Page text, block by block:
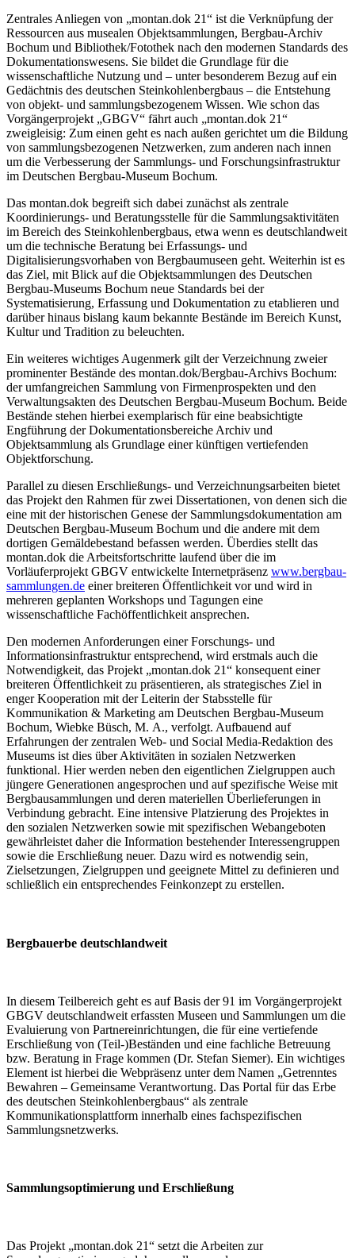
Zentrales Anliegen von „montan.dok 21“ ist die Verknüpfung der
Ressourcen aus musealen Objektsammlungen, Bergbau-Archiv
Bochum und Bibliothek/Fotothek nach den modernen Standards des
Dokumentationswesens. Sie bildet die Grundlage für die
wissenschaftliche Nutzung und – unter besonderem Bezug auf ein
Gedächtnis des deutschen Steinkohlenbergbaus – die Entstehung
von objekt- und sammlungsbezogenem Wissen. Wie schon das
Vorgängerprojekt „GBGV“ fährt auch „montan.dok 21“
zweigleisig: Zum einen geht es nach außen gerichtet um die Bildung
von sammlungsbezogenen Netzwerken, zum anderen nach innen
um die Verbesserung der Sammlungs- und Forschungsinfrastruktur
im Deutschen Bergbau-Museum Bochum.
Das montan.dok begreift sich dabei zunächst als zentrale
Koordinierungs- und Beratungsstelle für die Sammlungsaktivitäten
im Bereich des Steinkohlenbergbaus, etwa wenn es deutschlandweit
um die technische Beratung bei Erfassungs- und
Digitalisierungsvorhaben von Bergbaumuseen geht. Weiterhin ist es
das Ziel, mit Blick auf die Objektsammlungen des Deutschen
Bergbau-Museums Bochum neue Standards bei der
Systematisierung, Erfassung und Dokumentation zu etablieren und
darüber hinaus bislang kaum bekannte Bestände im Bereich Kunst,
Kultur und Tradition zu beleuchten.
Ein weiteres wichtiges Augenmerk gilt der Verzeichnung zweier
prominenter Bestände des montan.dok/Bergbau-Archivs Bochum:
der umfangreichen Sammlung von Firmenprospekten und den
Verwaltungsakten des Deutschen Bergbau-Museum Bochum. Beide
Bestände stehen hierbei exemplarisch für eine beabsichtigte
Engführung der Dokumentationsbereiche Archiv und
Objektsammlung als Grundlage einer künftigen vertiefenden
Objektforschung.
Parallel zu diesen Erschließungs- und Verzeichnungsarbeiten bietet
das Projekt den Rahmen für zwei Dissertationen, von denen sich die
eine mit der historischen Genese der Sammlungsdokumentation am
Deutschen Bergbau-Museum Bochum und die andere mit dem
dortigen Gemäldebestand befassen werden. Überdies stellt das
montan.dok die Arbeitsfortschritte laufend über die im
Vorläuferprojekt GBGV entwickelte Internetpräsenz www.bergbau-
sammlungen.de einer breiteren Öffentlichkeit vor und wird in
mehreren geplanten Workshops und Tagungen eine
wissenschaftliche Fachöffentlichkeit ansprechen.
Den modernen Anforderungen einer Forschungs- und
Informationsinfrastruktur entsprechend, wird erstmals auch die
Notwendigkeit, das Projekt „montan.dok 21“ konsequent einer
breiteren Öffentlichkeit zu präsentieren, als strategisches Ziel in
enger Kooperation mit der Leiterin der Stabsstelle für
Kommunikation & Marketing am Deutschen Bergbau-Museum
Bochum, Wiebke Büsch, M. A., verfolgt. Aufbauend auf
Erfahrungen der zentralen Web- und Social Media-Redaktion des
Museums ist dies über Aktivitäten in sozialen Netzwerken
funktional. Hier werden neben den eigentlichen Zielgruppen auch
jüngere Generationen angesprochen und auf spezifische Weise mit
Bergbausammlungen und deren materiellen Überlieferungen in
Verbindung gebracht. Eine intensive Platzierung des Projektes in
den sozialen Netzwerken sowie mit spezifischen Webangeboten
gewährleistet daher die Information bestehender Interessengruppen
sowie die Erschließung neuer. Dazu wird es notwendig sein,
Zielsetzungen, Zielgruppen und geeignete Mittel zu definieren und
schließlich ein entsprechendes Feinkonzept zu erstellen.
Bergbauerbe deutschlandweit
In diesem Teilbereich geht es auf Basis der 91 im Vorgängerprojekt
GBGV deutschlandweit erfassten Museen und Sammlungen um die
Evaluierung von Partnereinrichtungen, die für eine vertiefende
Erschließung von (Teil-)Beständen und eine fachliche Betreuung
bzw. Beratung in Frage kommen (Dr. Stefan Siemer). Ein wichtiges
Element ist hierbei die Webpräsenz unter dem Namen „Getrenntes
Bewahren – Gemeinsame Verantwortung. Das Portal für das Erbe
des deutschen Steinkohlenbergbaus“ als zentrale
Kommunikationsplattform innerhalb eines fachspezifischen
Sammlungsnetzwerks.
Sammlungsoptimierung und Erschließung
Das Projekt „montan.dok 21“ setzt die Arbeiten zur